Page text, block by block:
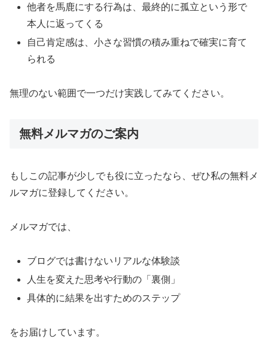
他者を馬鹿にする行為は、最終的に孤立という形で
本人に返ってくる
自己肯定感は、小さな習慣の積み重ねで確実に育て
られる
無理のない範囲で一つだけ実践してみてください。
無料メルマガのご案内
もしこの記事が少しでも役に立ったなら、ぜひ私の無料メ
ルマガに登録してください。
メルマガでは、
ブログでは書けないリアルな体験談
人生を変えた思考や行動の「裏側」
具体的に結果を出すためのステップ
をお届けしています。